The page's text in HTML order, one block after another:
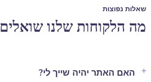
שאלות נפוצות
מה הלקוחות שלנו שואלים
האם האתר יהיה שייך לי?